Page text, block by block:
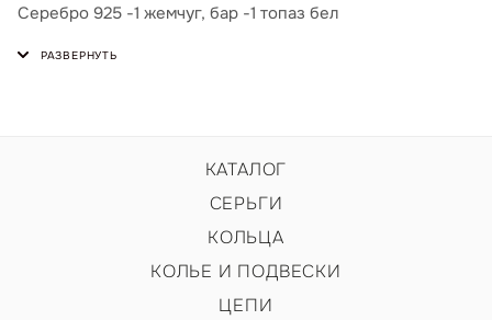
Серебро 925 -1 жемчуг, бар -1 топаз бел
КАТАЛОГ
СЕРЬГИ
КОЛЬЦА
КОЛЬЕ И ПОДВЕСКИ
ЦЕПИ